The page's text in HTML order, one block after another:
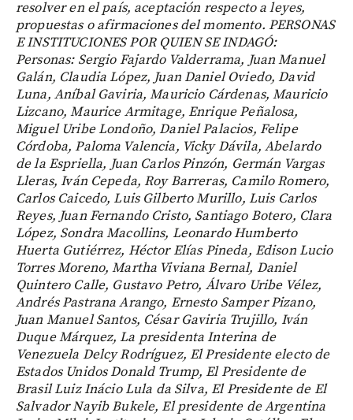
resolver en el país, aceptación respecto a leyes,
propuestas o afirmaciones del momento. PERSONAS
E INSTITUCIONES POR QUIEN SE INDAGÓ:
Personas: Sergio Fajardo Valderrama, Juan Manuel
Galán, Claudia López, Juan Daniel Oviedo, David
Luna, Aníbal Gaviria, Mauricio Cárdenas, Mauricio
Lizcano, Maurice Armitage, Enrique Peñalosa,
Miguel Uribe Londoño, Daniel Palacios, Felipe
Córdoba, Paloma Valencia, Vicky Dávila, Abelardo
de la Espriella, Juan Carlos Pinzón, Germán Vargas
Lleras, Iván Cepeda, Roy Barreras, Camilo Romero,
Carlos Caicedo, Luis Gilberto Murillo, Luis Carlos
Reyes, Juan Fernando Cristo, Santiago Botero, Clara
López, Sondra Macollins, Leonardo Humberto
Huerta Gutiérrez, Héctor Elías Pineda, Edison Lucio
Torres Moreno, Martha Viviana Bernal, Daniel
Quintero Calle, Gustavo Petro, Álvaro Uribe Vélez,
Andrés Pastrana Arango, Ernesto Samper Pizano,
Juan Manuel Santos, César Gaviria Trujillo, Iván
Duque Márquez, La presidenta Interina de
Venezuela Delcy Rodríguez, El Presidente electo de
Estados Unidos Donald Trump, El Presidente de
Brasil Luiz Inácio Lula da Silva, El Presidente de El
Salvador Nayib Bukele, El presidente de Argentina